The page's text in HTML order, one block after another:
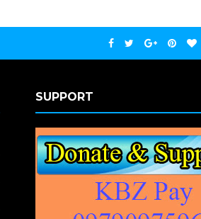
SUPPORT